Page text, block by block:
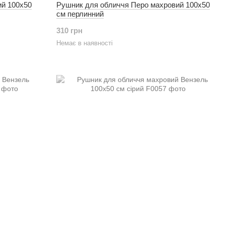
100х50
Рушник для обличчя Перо махровий 100х50
см перлинний
310 грн
Немає в наявності